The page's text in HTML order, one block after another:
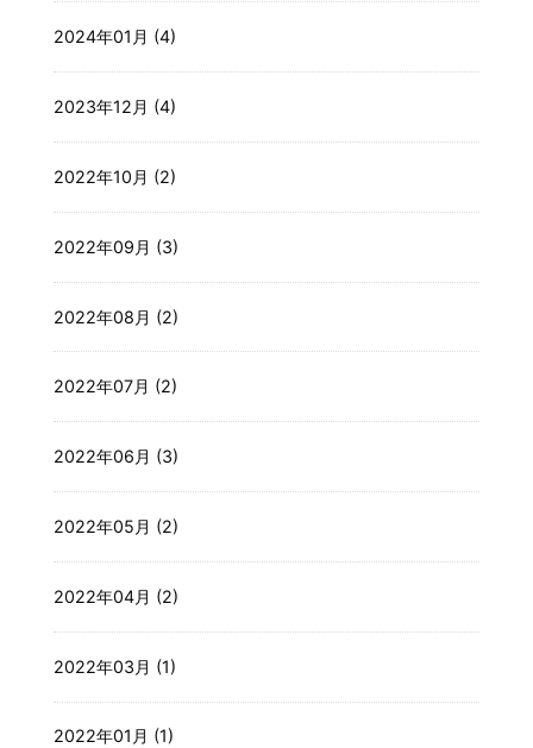
2024年01月 (4)
2023年12月 (4)
2022年10月 (2)
2022年09月 (3)
2022年08月 (2)
2022年07月 (2)
2022年06月 (3)
2022年05月 (2)
2022年04月 (2)
2022年03月 (1)
2022年01月 (1)